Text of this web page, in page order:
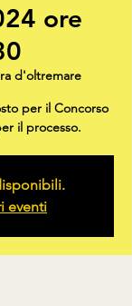
ore
d'oltremare
per il Concorso
il processo.
eventi